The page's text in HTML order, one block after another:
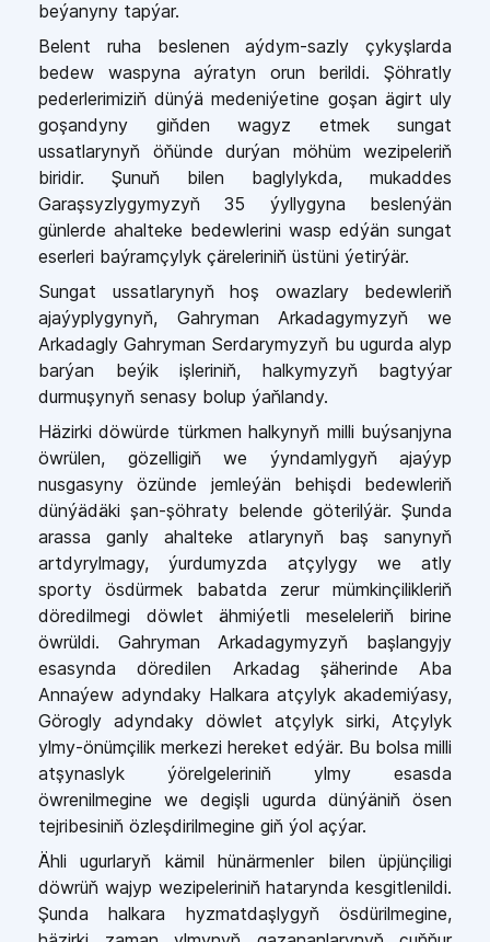
beýanyny tapýar.
Belent ruha beslenen aýdym-sazly çykyşlarda
bedew waspyna aýratyn orun berildi. Şöhratly
pederlerimiziň dünýä medeniýetine goşan ägirt uly
goşandyny giňden wagyz etmek sungat
ussatlarynyň öňünde durýan möhüm wezipeleriň
biridir. Şunuň bilen baglylykda, mukaddes
Garaşsyzlygymyzyň 35 ýyllygyna beslenýän
günlerde ahalteke bedewlerini wasp edýän sungat
eserleri baýramçylyk çäreleriniň üstüni ýetirýär.
Sungat ussatlarynyň hoş owazlary bedewleriň
ajaýyplygynyň, Gahryman Arkadagymyzyň we
Arkadagly Gahryman Serdarymyzyň bu ugurda alyp
barýan beýik işleriniň, halkymyzyň bagtyýar
durmuşynyň senasy bolup ýaňlandy.
Häzirki döwürde türkmen halkynyň milli buýsanjyna
öwrülen, gözelligiň we ýyndamlygyň ajaýyp
nusgasyny özünde jemleýän behişdi bedewleriň
dünýädäki şan-şöhraty belende göterilýär. Şunda
arassa ganly ahalteke atlarynyň baş sanynyň
artdyrylmagy, ýurdumyzda atçylygy we atly
sporty ösdürmek babatda zerur mümkinçilikleriň
döredilmegi döwlet ähmiýetli meseleleriň birine
öwrüldi. Gahryman Arkadagymyzyň başlangyjy
esasynda döredilen Arkadag şäherinde Aba
Annaýew adyndaky Halkara atçylyk akademiýasy,
Görogly adyndaky döwlet atçylyk sirki, Atçylyk
ylmy-önümçilik merkezi hereket edýär. Bu bolsa milli
atşynaslyk ýörelgeleriniň ylmy esasda
öwrenilmegine we degişli ugurda dünýäniň ösen
tejribesiniň özleşdirilmegine giň ýol açýar.
Ähli ugurlaryň kämil hünärmenler bilen üpjünçiligi
döwrüň wajyp wezipeleriniň hatarynda kesgitlenildi.
Şunda halkara hyzmatdaşlygyň ösdürilmegine,